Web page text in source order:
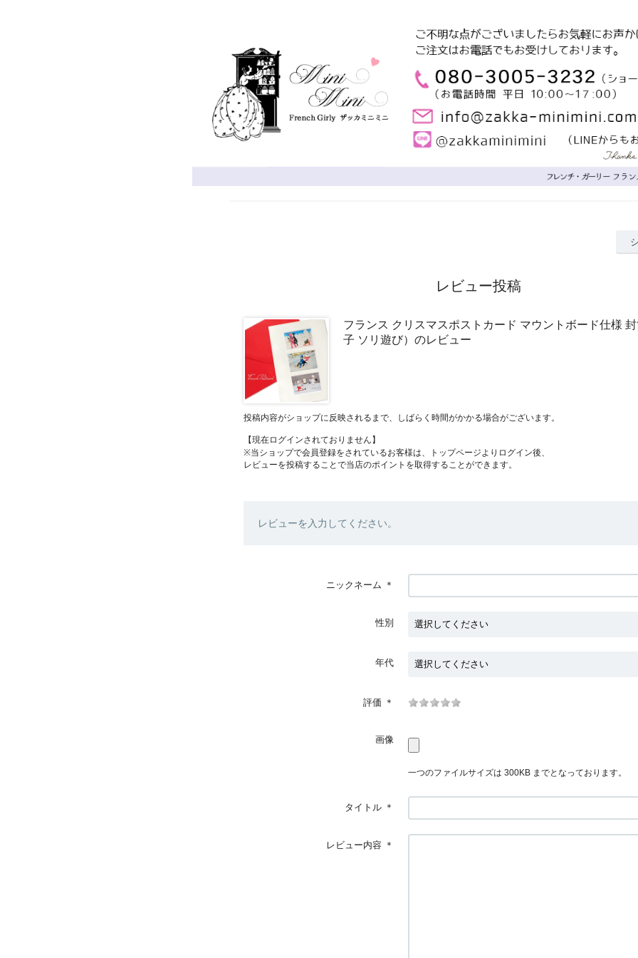
レビュー投稿
フランス クリスマスポストカード マウントボード仕様
子 ソリ遊び）のレビュー
投稿内容がショップに反映されるまで、しばらく時間がかかる場合がございます。
【現在ログインされておりません】
※当ショップで会員登録をされているお客様は、トップページよりログイン後、
レビューを投稿することで当店のポイントを取得することができます。
レビューを入力してください。
ニックネーム ＊
性別
年代
評価 ＊
画像
一つのファイルサイズは 300KB までとなっております。
タイトル ＊
レビュー内容 ＊